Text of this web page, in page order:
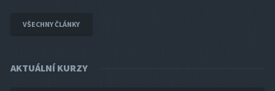
VŠECHNY ČLÁNKY
AKTUÁLNÍ KURZY